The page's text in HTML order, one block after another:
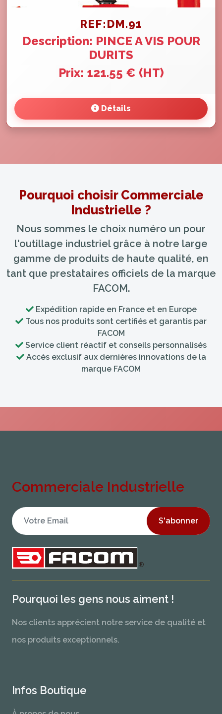
REF:DM.91
Description: PINCE A VIS POUR
DURITS
Prix: 121.55 € (HT)
Détails
Pourquoi choisir Commerciale
Industrielle ?
Nous sommes le choix numéro un pour
l'outillage industriel grâce à notre large
gamme de produits de haute qualité, en
tant que prestataires officiels de la marque
FACOM.
Expédition rapide en France et en Europe
Tous nos produits sont certifiés et garantis par
FACOM
Service client réactif et conseils personnalisés
Accès exclusif aux dernières innovations de la
marque FACOM
Commerciale Industrielle
S'abonner
Pourquoi les gens nous aiment !
Nos clients apprécient notre service de qualité et
nos produits exceptionnels.
Infos Boutique